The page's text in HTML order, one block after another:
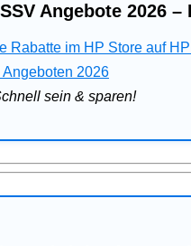
Angebote 2026
Rabatte im HP Store auf
Angeboten 2026
sein & sparen!